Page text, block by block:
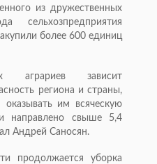
из дружественных
более 600 единиц
зависит
региона и страны,
им всяческую
направлено свыше 5,4
Андрей Саносян.
продолжается уборка